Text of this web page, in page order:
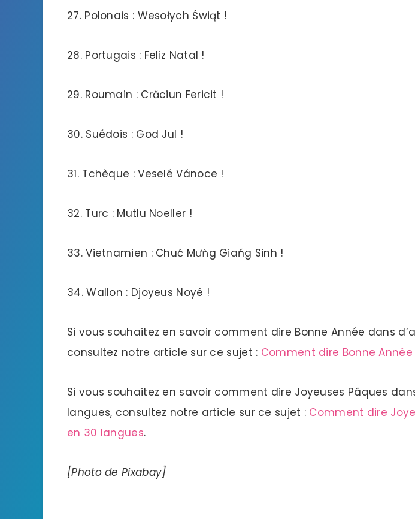
27. Polonais : Wesołych Świąt !
28. Portugais : Feliz Natal !
29. Roumain : Crăciun Fericit !
30. Suédois : God Jul !
31. Tchèque : Veselé Vánoce !
32. Turc : Mutlu Noeller !
33. Vietnamien : Chuć Mưǹg Giańg Sinh !
34. Wallon : Djoyeus Noyé !
Si vous souhaitez en savoir comment dire Bonne Année dans
consultez notre article sur ce sujet : Comment dire Bonne
Si vous souhaitez en savoir comment dire Joyeuses Pâques
langues, consultez notre article sur ce sujet : Comment dire
en 30 langues.
[Photo de Pixabay]